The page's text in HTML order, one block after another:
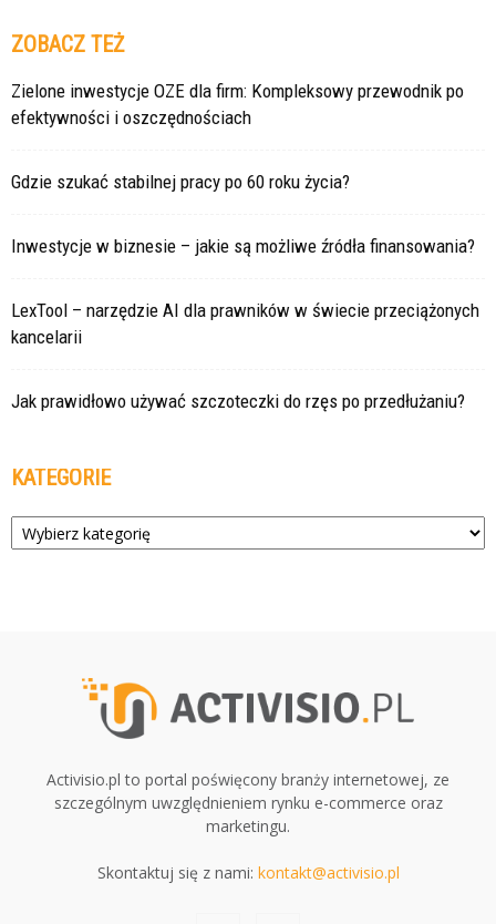
ZOBACZ TEŻ
Zielone inwestycje OZE dla firm: Kompleksowy przewodnik po
efektywności i oszczędnościach
Gdzie szukać stabilnej pracy po 60 roku życia?
Inwestycje w biznesie – jakie są możliwe źródła finansowania?
LexTool – narzędzie AI dla prawników w świecie przeciążonych
kancelarii
Jak prawidłowo używać szczoteczki do rzęs po przedłużaniu?
KATEGORIE
Kategorie
Activisio.pl to portal poświęcony branży internetowej, ze
szczególnym uwzględnieniem rynku e-commerce oraz
marketingu.
Skontaktuj się z nami: kontakt@activisio.pl